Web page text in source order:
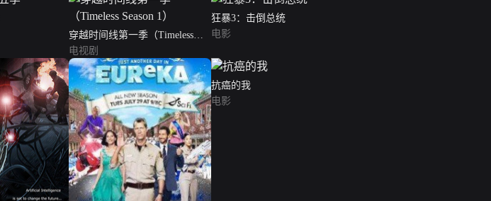
穿越时间线第一季（Timeless
Season 1）
电视剧
狂暴3：击倒总统
电影
抗癌的我
电影